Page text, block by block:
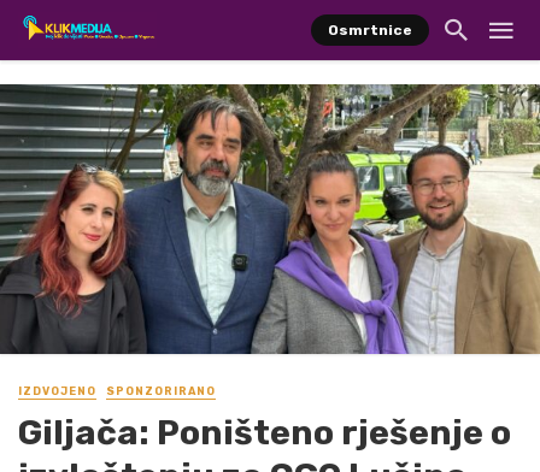
Osmrtnice
IZDVOJENO SPONZORIRANO
Giljača: Poništeno rješenje o